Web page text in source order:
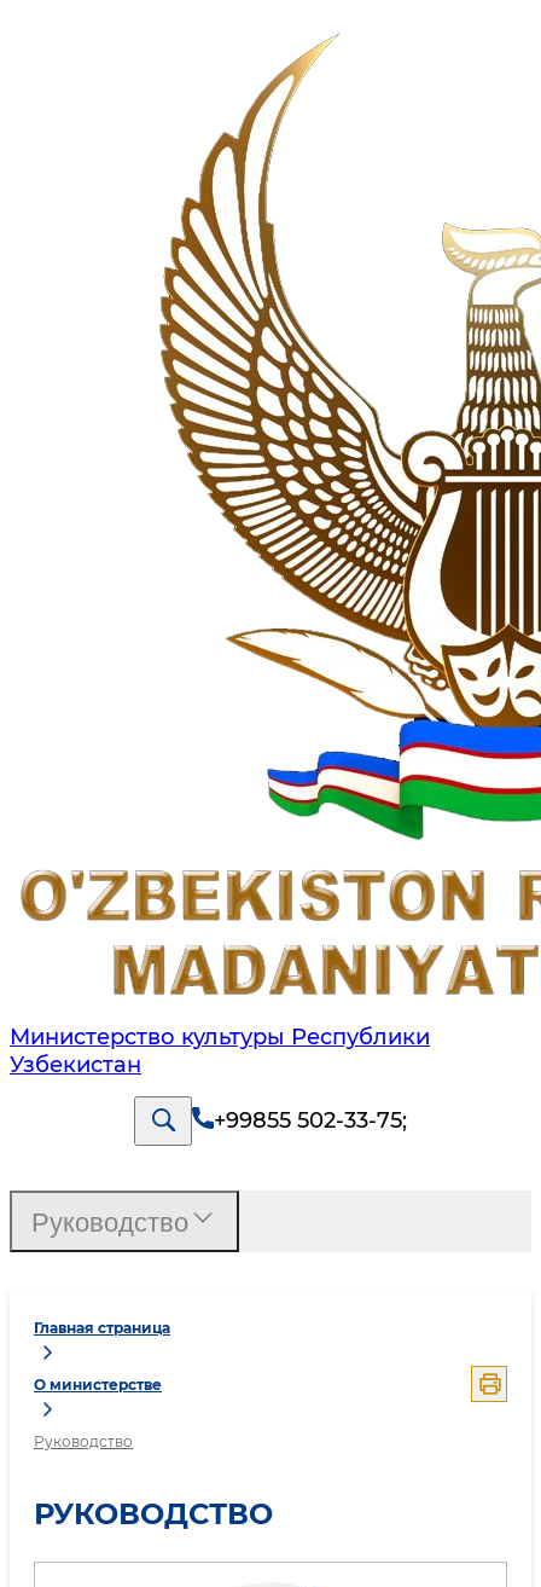
Министерство культуры Республики
Узбекистан
+99855 502-33-75;
Главная страница
О министерстве
Руководство
РУКОВОДСТВО
Руководство